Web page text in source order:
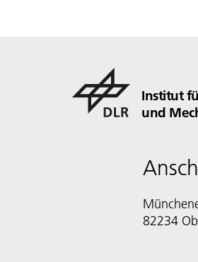
Institut
und
82234